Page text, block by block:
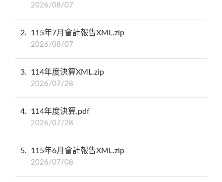
2026/08/07
2 115年7月會計報告XML.zip
2026/08/07
3 114年度決算XML.zip
2026/07/28
4 114年度決算.pdf
2026/07/28
5 115年6月會計報告XML.zip
2026/07/08